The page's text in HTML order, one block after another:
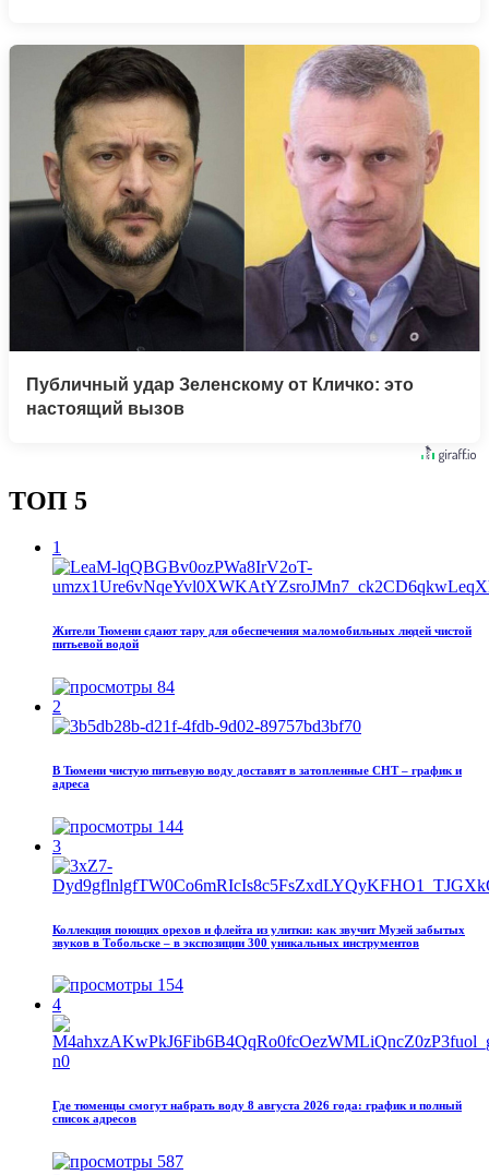
Публичный удар Зеленскому от Кличко: это
настоящий вызов
ТОП 5
1
Жители Тюмени сдают тару для обеспечения маломобильных людей чистой
питьевой водой
84
2
В Тюмени чистую питьевую воду доставят в затопленные СНТ – график и
адреса
144
3
Коллекция поющих орехов и флейта из улитки: как звучит Музей забытых
звуков в Тобольске – в экспозиции 300 уникальных инструментов
154
4
Где тюменцы смогут набрать воду 8 августа 2026 года: график и полный
список адресов
587